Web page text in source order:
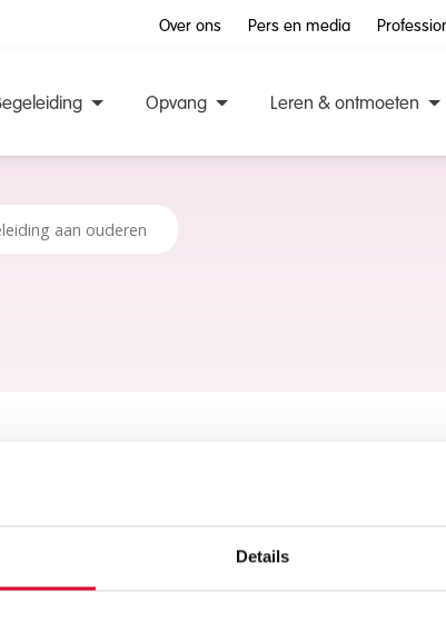
Details
Over ons Pers en media
Opvang Leren & ontmoeten
aan ouderen
aan ouderen